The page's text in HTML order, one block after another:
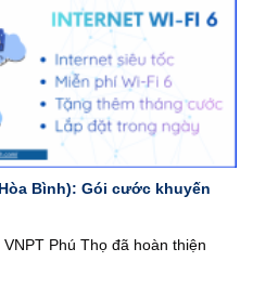
Bình): Gói cước khuyến
Phú Thọ đã hoàn thiện